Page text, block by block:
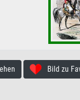
Bild zu